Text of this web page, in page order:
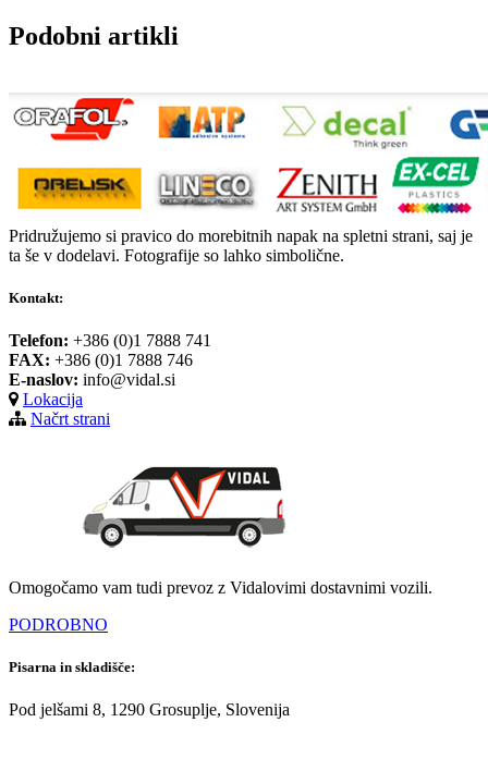
Podobni artikli
Pridružujemo si pravico do morebitnih napak na spletni strani, saj je
ta še v dodelavi. Fotografije so lahko simbolične.
Kontakt:
Telefon: +386 (0)1 7888 741
FAX: +386 (0)1 7888 746
E-naslov: info@vidal.si
Lokacija
Načrt strani
Omogočamo vam tudi prevoz z Vidalovimi dostavnimi vozili.
PODROBNO
Pisarna in skladišče:
Pod jelšami 8, 1290 Grosuplje, Slovenija